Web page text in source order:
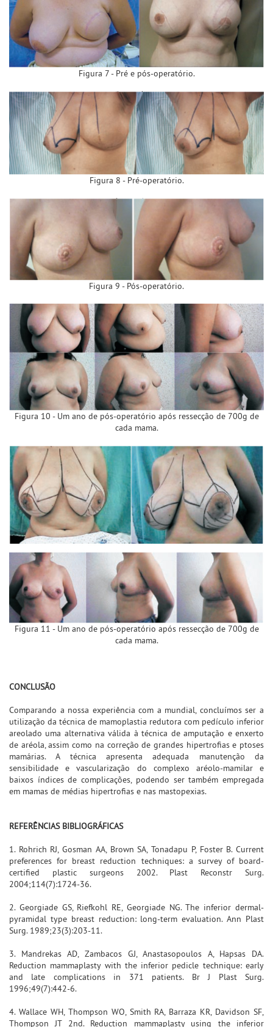
Figura 7 - Pré e pós-operatório.
Figura 8 - Pré-operatório.
Figura 9 - Pós-operatório.
Figura 10 - Um ano de pós-operatório após ressecção de 700g de
cada mama.
Figura 11 - Um ano de pós-operatório após ressecção de 700g de
cada mama.
CONCLUSÃO
Comparando a nossa experiência com a mundial, concluímos ser a
utilização da técnica de mamoplastia redutora com pedículo inferior
areolado uma alternativa válida à técnica de amputação e enxerto
de aréola, assim como na correção de grandes hipertrofias e ptoses
mamárias. A técnica apresenta adequada manutenção da
sensibilidade e vascularização do complexo aréolo-mamilar e
baixos índices de complicações, podendo ser também empregada
em mamas de médias hipertrofias e nas mastopexias.
REFERÊNCIAS BIBLIOGRÁFICAS
1. Rohrich RJ, Gosman AA, Brown SA, Tonadapu P, Foster B. Current
preferences for breast reduction techniques: a survey of board-
certified plastic surgeons 2002. Plast Reconstr Surg.
2004;114(7):1724-36.
2. Georgiade GS, Riefkohl RE, Georgiade NG. The inferior dermal-
pyramidal type breast reduction: long-term evaluation. Ann Plast
Surg. 1989;23(3):203-11.
3. Mandrekas AD, Zambacos GJ, Anastasopoulos A, Hapsas DA.
Reduction mammaplasty with the inferior pedicle technique: early
and late complications in 371 patients. Br J Plast Surg.
1996;49(7):442-6.
4. Wallace WH, Thompson WO, Smith RA, Barraza KR, Davidson SF,
Thompson JT 2nd. Reduction mammaplasty using the inferior